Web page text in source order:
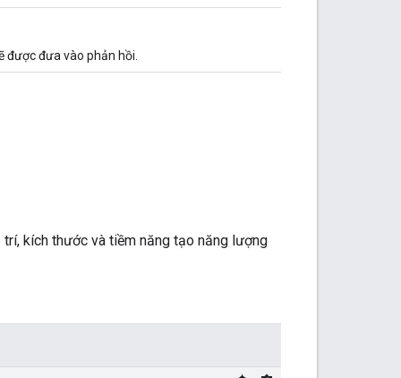
được đưa vào phản hồi.
trí, kích thước và tiềm năng tạo năng lượng